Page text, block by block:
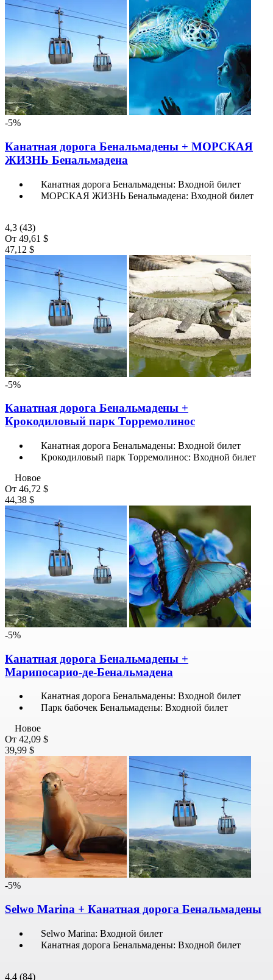
-5%
Канатная дорога Бенальмадены + МОРСКАЯ
ЖИЗНЬ Бенальмадена
Канатная дорога Бенальмадены: Входной билет
МОРСКАЯ ЖИЗНЬ Бенальмадена: Входной билет
4,3 (43)
От 49,61 $
47,12 $
-5%
Канатная дорога Бенальмадены +
Крокодиловый парк Торремолинос
Канатная дорога Бенальмадены: Входной билет
Крокодиловый парк Торремолинос: Входной билет
Новое
От 46,72 $
44,38 $
-5%
Канатная дорога Бенальмадены +
Марипосарио-де-Бенальмадена
Канатная дорога Бенальмадены: Входной билет
Парк бабочек Бенальмадены: Входной билет
Новое
От 42,09 $
39,99 $
-5%
Selwo Marina + Канатная дорога Бенальмадены
Selwo Marina: Входной билет
Канатная дорога Бенальмадены: Входной билет
4,4 (84)